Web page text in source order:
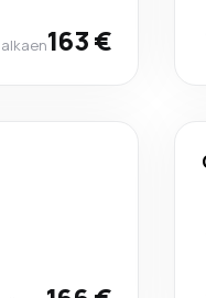
alkaen163 €